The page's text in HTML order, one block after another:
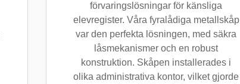
förvaringslösningar för känsliga
elevregister. Våra fyralådiga metallskåp
var den perfekta lösningen, med säkra
låsmekanismer och en robust
konstruktion. Skåpen installerades i
olika administrativa kontor, vilket gjorde